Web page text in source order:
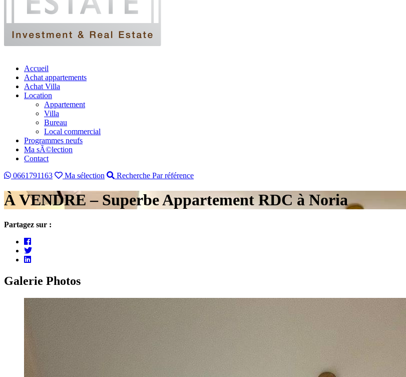
Accueil
Achat appartements
Achat Villa
Location
Appartement
Villa
Bureau
Local commercial
Programmes neufs
Ma sÃ©lection
Contact
0661791163
Ma sélection Recherche Par référence
À VENDRE – Superbe Appartement RDC à Noria
Partagez sur :
Galerie Photos